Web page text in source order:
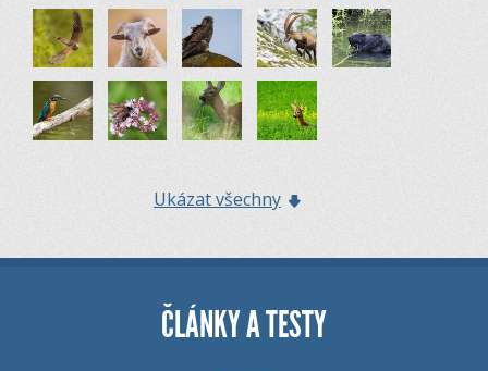
Ukázat všechny
ČLÁNKY A TESTY